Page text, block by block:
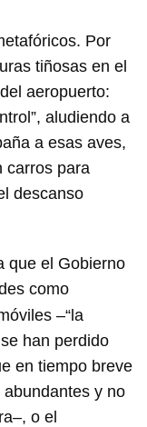
Por
tiñosas en el
aeropuerto:
aludiendo a
a esas aves,
carros para
descanso
que el Gobierno
como
–“la
han perdido
en tiempo breve
y no
o el